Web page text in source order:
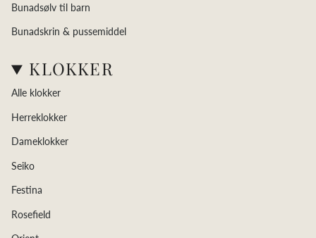
Bunadsølv til barn
Bunadskrin & pussemiddel
KLOKKER
Alle klokker
Herreklokker
Dameklokker
Seiko
Festina
Rosefield